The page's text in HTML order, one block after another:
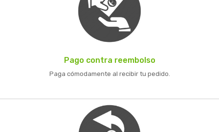
Pago contra reembolso
Paga cómodamente al recibir tu pedido.